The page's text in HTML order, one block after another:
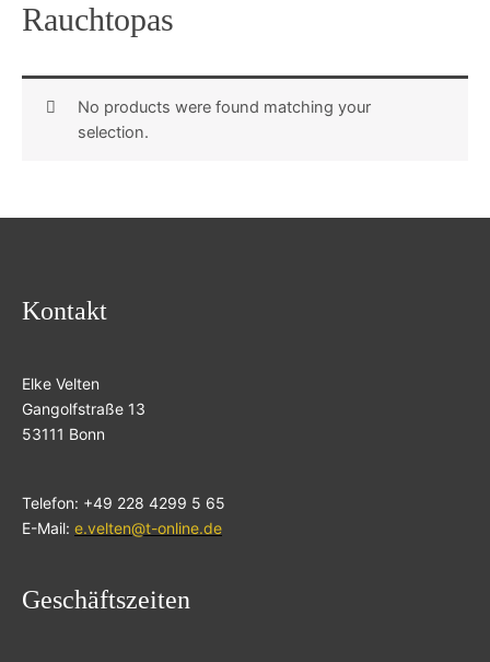
Rauchtopas
No products were found matching your
selection.
Kontakt
Elke Velten
Gangolfstraße 13
53111 Bonn
Telefon: +49 228 4299 5 65
E-Mail: e.velten@t-online.de
Geschäftszeiten